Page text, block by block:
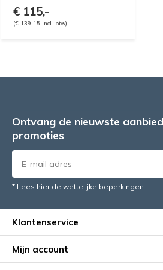
€ 115,-
(€ 139,15 Incl. btw)
Ontvang de nieuwste
promoties
* Lees hier de wettelijke beperkingen
Klantenservice
Mijn account